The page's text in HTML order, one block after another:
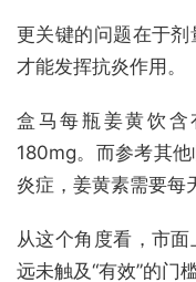
更关键的问题在于剂
才能发挥抗炎作用。
盒马每瓶姜黄饮
180mg。而参考其
炎症，姜黄素需要每
从这个角度看，市
远未触及“有效”的门槛